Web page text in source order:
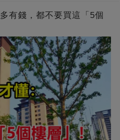
有錢，都不要買這「5個